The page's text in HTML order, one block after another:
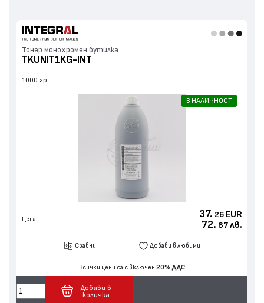
Тонер монохромен бутилка
TKUNIT1KG-INT
1000 гр.
В НАЛИЧНОСТ
Цена 37. 26 EUR
72. 87 лв.
Сравни Добави в любими
Всички цени са с включен 20% ДДС
Добави в
количка